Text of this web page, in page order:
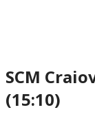
SCM
(15:10)